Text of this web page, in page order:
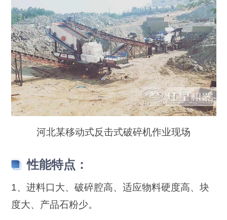
河北某移动式反击式破碎机作业现场
性能特点：
1、进料口大、破碎腔高、适应物料硬度高、块
度大、产品石粉少。